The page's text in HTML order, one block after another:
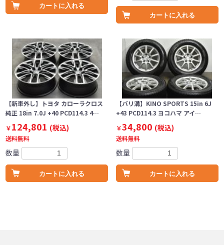
カートに入れる
カートに入れる
【新車外し】トヨタ カローラクロス
純正 18in 7.0J +40 PCD114.3 4…
￥124,801 (税込)
送料無料
数量
カートに入れる
【バリ溝】KINO SPORTS 15in 6J
+43 PCD114.3 ヨコハマ アイ…
￥34,800 (税込)
送料無料
数量
カートに入れる